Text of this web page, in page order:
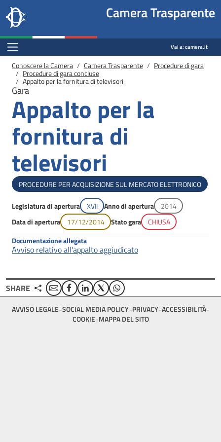
Salta al contenuto principale
Salta al menu di navigazione
Site
header
block
Camera dei deputati
Camera Trasparente
Menu Bar block
Vai a:camera.it
Briciole di pane
Conoscere la Camera Camera Trasparente Procedure di gara
Procedure di gara concluse
Appalto per la fornitura di televisori
Gara
Appalto per la
fornitura di
televisori
Tipologia di gara
PROCEDURE PER ACQUISIZIONE SUL MERCATO ELETTRONICO
Legislatura di apertura XVII Anno di apertura
2014
Data di apertura
17/12/2014 Stato gara
CHIUSA
Documentazione allegata
Avviso relativo all'appalto aggiudicato
SHARE EmailFacebookLinkedinTwitterWhatsApp
Footer
bottom
AVVISO LEGALE SOCIAL MEDIA POLICY PRIVACY ACCESSIBILITÀ
COOKIE MAPPA DEL SITO
Fine pagina
Salta al contenuto principale
Salta al menu di navigazione
Vai a inizio pagina